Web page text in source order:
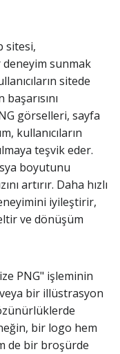
sitesi,
deneyim sunmak
sitede
görselleri, sayfa
kullanıcıların
teşvik eder.
boyutunu
artırır. Daha hızlı
iyileştirir,
ve dönüşüm
PNG" işleminin
bir illüstrasyon
bir logo hem
de bir broşürde